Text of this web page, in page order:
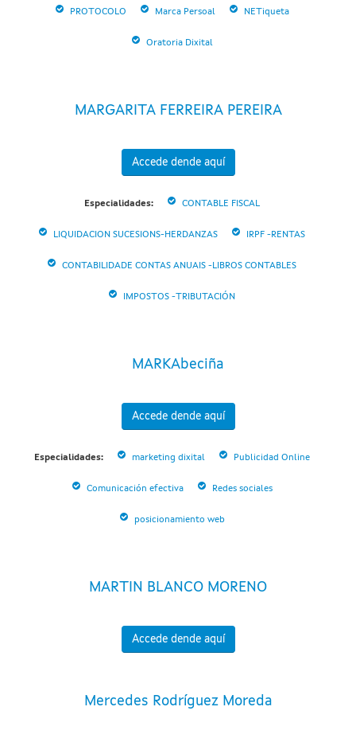
PROTOCOLO Marca Persoal NETiqueta
Oratoria Dixital
MARGARITA FERREIRA PEREIRA
Accede dende aquí
Especialidades: CONTABLE FISCAL
LIQUIDACION SUCESIONS-HERDANZAS IRPF -RENTAS
CONTABILIDADE CONTAS ANUAIS -LIBROS CONTABLES
IMPOSTOS -TRIBUTACIÓN
MARKAbeciña
Accede dende aquí
Especialidades: marketing dixital Publicidad Online
Comunicación efectiva Redes sociales
posicionamiento web
MARTIN BLANCO MORENO
Accede dende aquí
Mercedes Rodríguez Moreda